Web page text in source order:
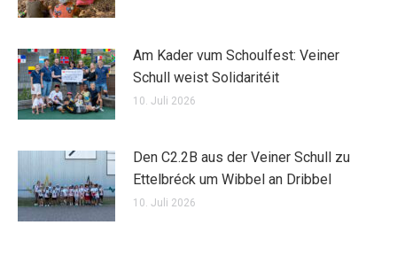
Am Kader vum Schoulfest: Veiner
Schull weist Solidaritéit
10. Juli 2026
Den C2.2B aus der Veiner Schull zu
Ettelbréck um Wibbel an Dribbel
10. Juli 2026